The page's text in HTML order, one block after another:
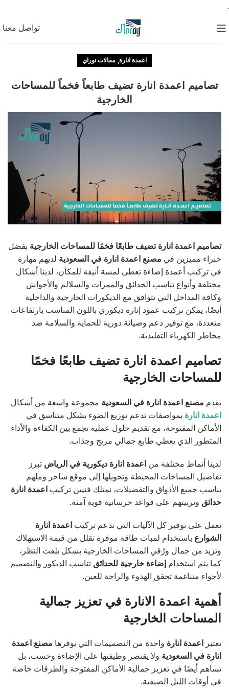
.
تواصل معنا
اعمدة انارة, مقالات نوراي
تصاميم اعمدة انارة تضيف طابعاً فخماً للمساحات
الخارجية
تصاميم اعمدة انارة تضيف طابعًا فخمًا للمساحات الخارجية بفضل
خبراء مميزين في مصنع اعمدة انارة في السعودية لديهم مهارة
في تركيب أعمدة إضاءة تعطي لمسة أنيقة للمكان، لدينا أشكال
مختلفة وأنواع تناسب الحدائق والممرات والسلالم والأحواش
وكافة المداخل التي تتوافق مع الديكورات الخارجية والداخلية
أيضًا، يمكن تركيب عمود إنارة ديكوري باللون المناسب بارتفاعات
متعددة، مع توفير دعم وصيانة دورية للحماية والسلامة ضد
مخاطر الكهرباء التقليدية.
تصاميم اعمدة انارة تضيف طابعًا فخمًا
للمساحات الخارجية
يقدم مصنع اعمدة انارة في السعودية مجموعة واسعة من أشكال
اعمدة انارة بمواصفات تدعم توزيع الضوء بشكل متناسق في
الأماكن المفتوحة، مع تقديم حلول عملية تجمع بين الكفاءة والأداء
المتطور الذي يعطي طابع جمالي مريح وجذاب.
لدينا أنماط مختلفة من اعمدة انارة ديكورية في الرياض تبرز
تفاصيل المساحات المحيطة وتحويلها إلى موقع ساحر وملهم
يناسب جميع الأذواق والتفضيلات، نمتلك فنيين تركيب اعمدة انارة
حدائق وتربيتهم على قواعد خرسانية قوية آمنة.
نعمل على توفير كل الآليات التي تدعم تركيب اعمدة انارة
الشوارع باستخدام لمبات طاقة موفرة تقلل من قيمة الاستهلاك
وتزيد من جمال ورُقي المساحات الخارجية بشكل يلفت النظر،
كما يتم استخدام إضاءة خارجية للحدائق تناسب الديكور والتصميم
لأجواء متناغمة تحقق الهدوء والراحة للعين.
أهمية اعمدة الانارة في تعزيز جمالية
المساحات الخارجية
تعتبر اعمدة انارة واحدة من التصميمات التي يوفرها مصنع اعمدة
انارة في السعودية ولا يقتصر وظيفتها على الإضاءة وحسب، بل
تساهم أيضًا في تعزيز جمالية الأماكن المفتوحة والطرقات خاصة
في أوقات الليل الصيفية.